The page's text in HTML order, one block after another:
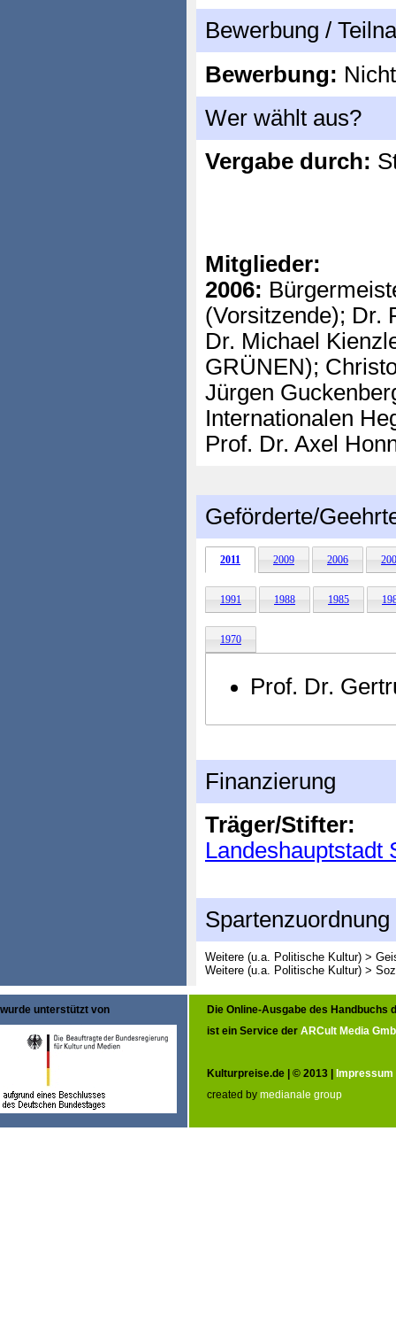
Bewerbung /
Bewerbung:
Wer wählt aus?
Vergabe durch:
Mitglieder:
2006:
(Vorsitzende); Dr.
Dr. Michael
GRÜNEN);
Jürgen
Internationalen
Prof. Dr. Axel
Geförderte/
2011 2009 2006
1991 1988 1985
1970
Prof. Dr.
Finanzierung
Träger/Stifter:
Landeshauptstadt
Spartenzuordnung
Weitere (u.a. Politische Kultur) >
Weitere (u.a. Politische Kultur) >
wurde unterstützt von
Die Online-Ausgabe des Handbuchs
ist ein Service der ARCult Media
Kulturpreise.de | © 2013 | Impressum
created by medianale group